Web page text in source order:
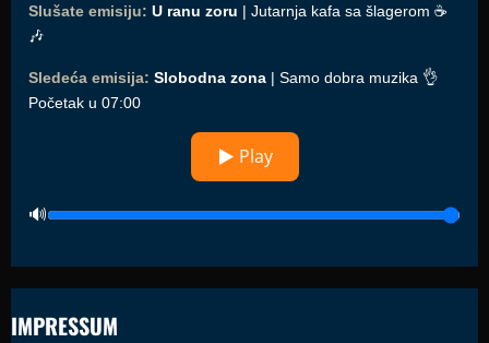
Slušate emisiju: U ranu zoru | Jutarnja kafa sa šlagerom ☕️
🎶
Sledeća emisija: Slobodna zona | Samo dobra muzika 👌
Početak u 07:00
▶ Play
IMPRESSUM